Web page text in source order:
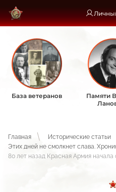
База ветеранов
Памяти
Главная
Исторические статьи
Этих дней не смолкнет слава.
80 лет назад Красная Армия